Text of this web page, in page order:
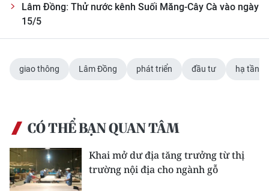
Lâm Đồng: Thử nước kênh Suối Măng-Cây Cà vào ngày
15/5
giao thông Lâm Đồng phát triển đầu tư hạ tầng
CÓ THỂ BẠN QUAN TÂM
Khai mở dư địa tăng trưởng từ thị
trường nội địa cho ngành gỗ